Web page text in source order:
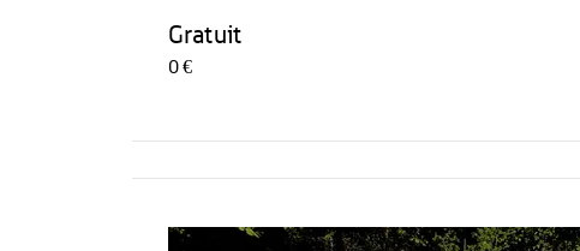
Gratuit
0 €